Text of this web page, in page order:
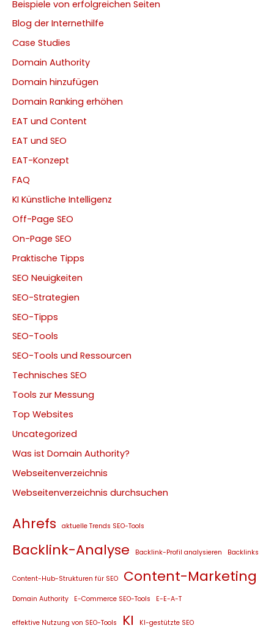
Beispiele von erfolgreichen Seiten
Blog der Internethilfe
Case Studies
Domain Authority
Domain hinzufügen
Domain Ranking erhöhen
EAT und Content
EAT und SEO
EAT-Konzept
FAQ
KI Künstliche Intelligenz
Off-Page SEO
On-Page SEO
Praktische Tipps
SEO Neuigkeiten
SEO-Strategien
SEO-Tipps
SEO-Tools
SEO-Tools und Ressourcen
Technisches SEO
Tools zur Messung
Top Websites
Uncategorized
Was ist Domain Authority?
Webseitenverzeichnis
Webseitenverzeichnis durchsuchen
Ahrefs aktuelle Trends SEO-Tools
Backlink-Analyse Backlink-Profil analysieren Backlinks
Content-Hub-Strukturen für SEO Content-Marketing
Domain Authority E-Commerce SEO-Tools E-E-A-T
effektive Nutzung von SEO-Tools KI KI-gestützte SEO